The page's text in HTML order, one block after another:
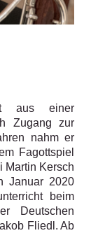
aus einer
Zugang zur
nahm er
Fagottspiel
Martin Kersch
Januar 2020
beim
Deutschen
Fliedl. Ab